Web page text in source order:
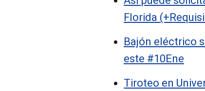
Florida
Bajón eléctrico
este #10Ene
Tiroteo en